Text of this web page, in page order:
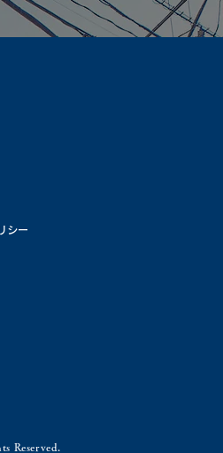
シー
Reserved.